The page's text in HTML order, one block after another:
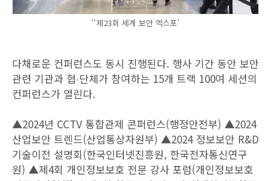
'‘제23회 세계 보안 엑스포'
다채로운 컨퍼런스도 동시 진행된다. 행사 기간 동안 보안
관련 기관과 협‧단체가 참여하는 15개 트랙 100여 세션의
컨퍼런스가 열린다.
▲2024년 CCTV 통합관제 콘퍼런스(행정안전부) ▲2024
산업보안 트렌드(산업통상자원부) ▲2024 정보보안 R&D
기술이전 설명회(한국인터넷진흥원, 한국전자통신연구
원) ▲제4회 개인정보보호 전문 강사 포럼(개인정보보호